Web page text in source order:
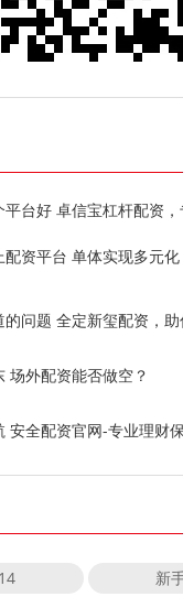
台好 卓信宝杠杆配资，
配资平台 单体实现多元
的问题 全定新玺配资，
场外配资能否做空？
安全配资官网-专业理财
新